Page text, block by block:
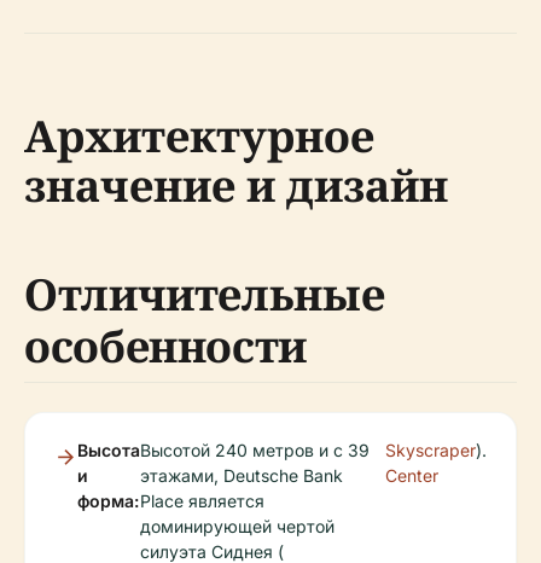
Архитектурное
значение и дизайн
Отличительные
особенности
Высота
и
форма:
Высотой 240 метров и с 39
этажами, Deutsche Bank
Place является
доминирующей чертой
силуэта Сиднея (
Skyscraper
Center
).